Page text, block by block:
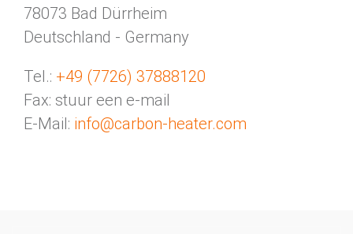
78073 Bad Dürrheim
Deutschland - Germany
Tel.: +49 (7726) 37888120
Fax: stuur een e-mail
E-Mail: info@carbon-heater.com